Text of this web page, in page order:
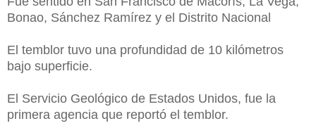
Bonao, Sánchez Ramírez y el Distrito Nacional
El temblor tuvo una profundidad de 10 kilómetros
bajo superficie.
El Servicio Geológico de Estados Unidos, fue la
primera agencia que reportó el temblor.